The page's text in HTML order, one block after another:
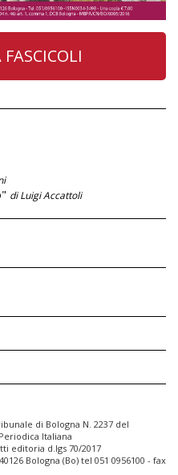
di Luigi Accattoli
di Bologna N. 2237 del
Italiana
editoria d.lgs 70/2017
Bologna (Bo) tel 051 0956100 - fax